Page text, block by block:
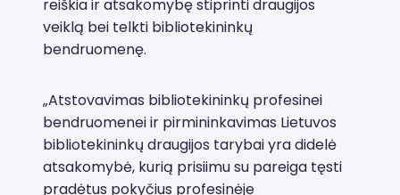
reiškia ir atsakomybę stiprinti draugijos
veiklą bei telkti bibliotekininkų
bendruomenę.
„Atstovavimas bibliotekininkų profesinei
bendruomenei ir pirmininkavimas Lietuvos
bibliotekininkų draugijos tarybai yra didelė
atsakomybė, kurią prisiimu su pareiga tęsti
pradėtus pokyčius profesinėje